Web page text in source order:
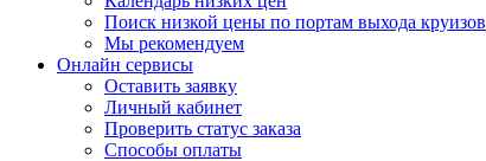
Поиск низкой цены по портам выхода круизов
Мы рекомендуем
Онлайн сервисы
Оставить заявку
Личный кабинет
Проверить статус заказа
Способы оплаты